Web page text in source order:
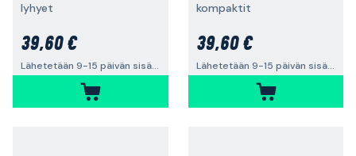
lyhyet
39,60 €
Lähetetään 9-15 päivän sisällä
kompaktit
39,60 €
Lähetetään 9-15 päivän sisällä